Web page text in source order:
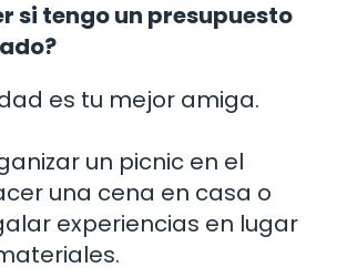
si tengo un presupuesto
es tu mejor amiga.
un picnic en el
una cena en casa o
experiencias en lugar